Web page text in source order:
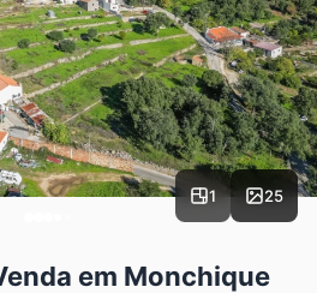
1 25
em Monchique